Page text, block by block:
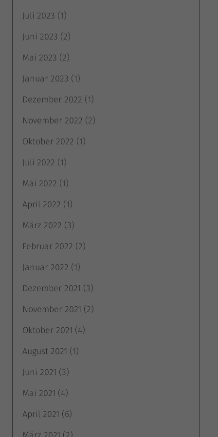
Juli 2023 (1)
Juni 2023 (2)
Mai 2023 (2)
Januar 2023 (1)
Dezember 2022 (1)
November 2022 (2)
Oktober 2022 (1)
Juli 2022 (1)
Mai 2022 (1)
April 2022 (1)
März 2022 (3)
Februar 2022 (2)
Januar 2022 (1)
Dezember 2021 (3)
November 2021 (2)
Oktober 2021 (4)
August 2021 (1)
Juni 2021 (3)
Mai 2021 (4)
April 2021 (6)